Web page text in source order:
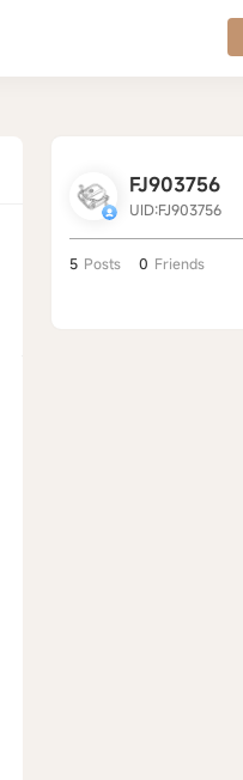
FJ903756
UID:FJ903756
5 Posts 0 Friends